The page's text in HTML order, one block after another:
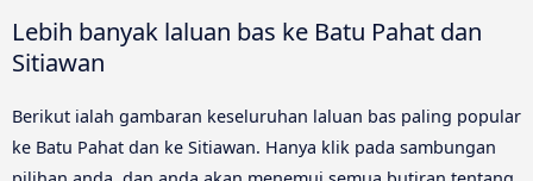
Lebih banyak laluan bas ke Batu Pahat dan
Sitiawan
Berikut ialah gambaran keseluruhan laluan bas paling popular
ke Batu Pahat dan ke Sitiawan. Hanya klik pada sambungan